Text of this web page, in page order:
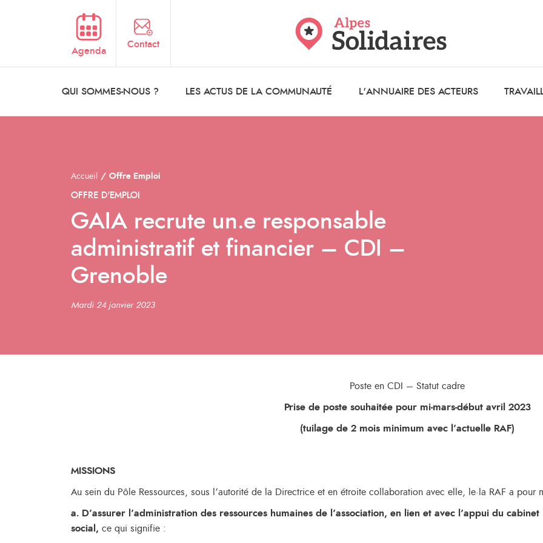
Agenda
Contact
QUI SOMMES-NOUS ? LES ACTUS DE LA COMMUNAUTÉ L'ANNUAIRE DES ACTEURS
Accueil Offre Emploi
OFFRE D'EMPLOI
GAIA recrute un.e responsable
administratif et financier – CDI –
Grenoble
Mardi 24 janvier 2023
Poste en CDI – Statut cadre
Prise de poste souhaitée pour mi-mars-début avril 2023
(tuilage de 2 mois minimum avec l’actuelle RAF)
MISSIONS
Au sein du Pôle Ressources, sous l’autorité de la Directrice et en étroite collaboration avec elle, le·la RAF a pour
a. D’assurer l’administration des ressources humaines de l’association, en lien et avec l’appui du cabinet
social, ce qui signifie :